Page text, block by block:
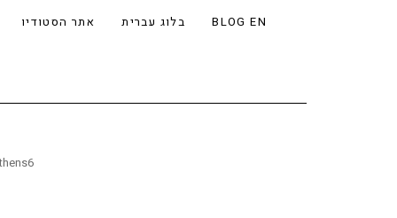
אתר הסטודיו בלוג עברית BLOG EN